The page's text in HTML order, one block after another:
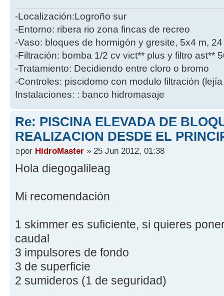
-Localización:Logroño sur
-Entorno: ribera rio zona fincas de recreo
-Vaso: bloques de hormigón y gresite, 5x4 m,
-Filtración: bomba 1/2 cv vict** plus y filtro ast**
-Tratamiento: Decidiendo entre cloro o bromo
-Controles: piscidomo con modulo filtración
Instalaciones: : banco hidromasaje
Re: PISCINA ELEVADA DE
REALIZACION DESDE EL
por HidroMaster » 25 Jun 2012, 01:38
Hola diegogalileag
Mi recomendación
1 skimmer es suficiente, si quieres
caudal
3 impulsores de fondo
3 de superficie
2 sumideros (1 de seguridad)